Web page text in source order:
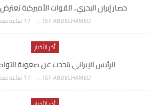
حصار إيران البحري.. القوات الأميركية
AWATEF ABDELHAMED 17 ساعة منذ
أخر الأخبار
الرئيس الإيراني يتحدث عن صعوبة
AWATEF ABDELHAMED 17 ساعة منذ